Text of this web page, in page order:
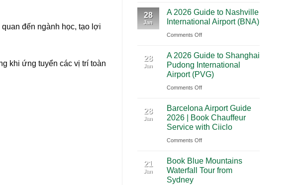
đến ngành học, tạo lợi
khi ứng tuyển các vị trí toàn
Parks
Cultural
Across
Mexico
Mexico
Yucatan
Highlights:
Luxury
Travel
Journey
from
del
Carmen
Tulum
28
Jan
A 2026 Guide to Nashville
International Airport (BNA)
Comments Offon
2026
Guide
to
Nashville
Airport
(BNA)
28
Jan
A 2026 Guide to Shanghai
Pudong International
Airport (PVG)
Comments Offon
2026
Guide
to
Shanghai
International
Airport
28
Jan
Barcelona Airport Guide
2026 | Book Chauffeur
Service with Ciiclo
Comments Offon
Airport
Guide
21
Jan
Book Blue Mountains
Waterfall Tour from
Sydney